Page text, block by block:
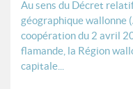
Au sens du Décret
géographique wallonne
coopération du 2 avril
flamande, la Région
capitale...